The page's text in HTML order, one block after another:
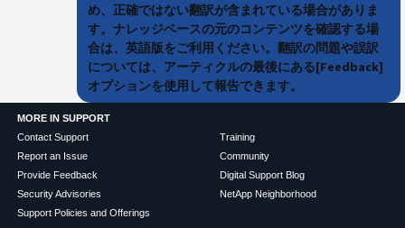
め、正確ではない翻訳が含まれている場合がありま
す。ナレッジベースの元のコンテンツを確認する場
合は、英語版をご利用ください。翻訳の問題や誤訳
については、アーティクルの最後にある[Feedback]
オプションを使用して報告できます。
MORE IN SUPPORT
Contact Support
Report an Issue
Provide Feedback
Security Advisories
Support Policies and Offerings
Training
Community
Digital Support Blog
NetApp Neighborhood